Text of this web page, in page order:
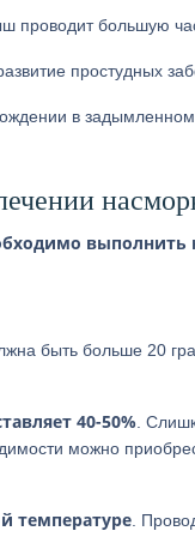
проводит большую
простудных
в
быть больше 20
40-50% .
можно
температуре .